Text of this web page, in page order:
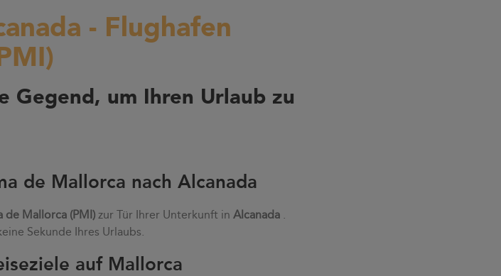
- Flughafen
Gegend, um Ihren Urlaub zu
de Mallorca nach Alcanada
de Mallorca (PMI) zur Tür Ihrer Unterkunft inAlcanada
Sekunde Ihres Urlaubs.
auf Mallorca